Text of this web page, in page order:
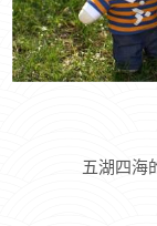
五湖四海